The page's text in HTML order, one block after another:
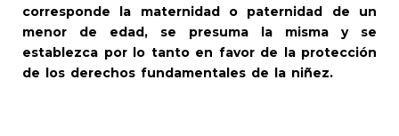
corresponde la maternidad o paternidad de un
menor de edad, se presuma la misma y se
establezca por lo tanto en favor de la protección
de los derechos fundamentales de la niñez.